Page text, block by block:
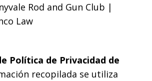
Rod and Gun Club |
Law
Política de Privacidad de
recopilada se utiliza